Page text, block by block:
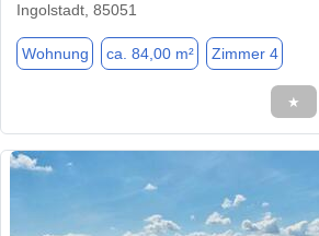
Ingolstadt, 85051
Wohnung ca. 84,00 m² Zimmer 4
★